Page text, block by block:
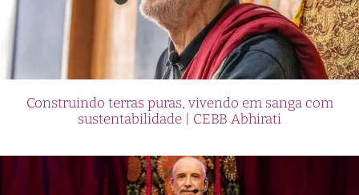
Construindo terras puras, vivendo em sanga com
sustentabilidade | CEBB Abhirati